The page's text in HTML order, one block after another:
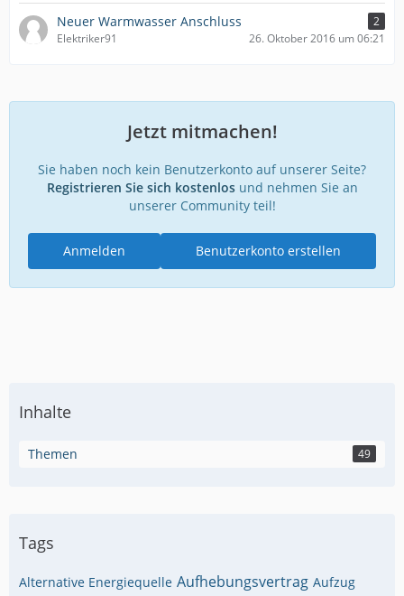
Neuer Warmwasser Anschluss
2
Elektriker91
26. Oktober 2016 um 06:21
Jetzt mitmachen!
Sie haben noch kein Benutzerkonto auf unserer Seite?
Registrieren Sie sich kostenlosund nehmen Sie an
unserer Community teil!
Benutzerkonto erstellen
Anmelden
Inhalte
Themen 49
Tags
Alternative Energiequelle Aufhebungsvertrag Aufzug